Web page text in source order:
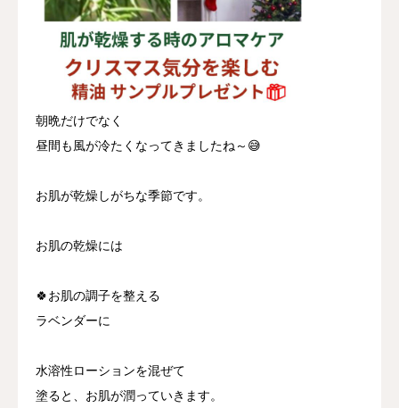
朝晩だけでなく
昼間も風が冷たくなってきましたね～😅
お肌が乾燥しがちな季節です。
お肌の乾燥には
🍀お肌の調子を整える
ラベンダーに
水溶性ローションを混ぜて
塗ると、お肌が潤っていきます。